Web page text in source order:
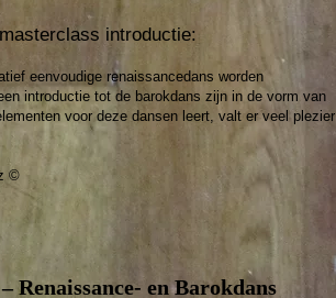
introductie:
eenvoudige renaissancedans worden
introductie tot de barokdans zijn in de vorm van
voor deze dansen leert, valt er veel plezier
©
Renaissance- en Barokdans